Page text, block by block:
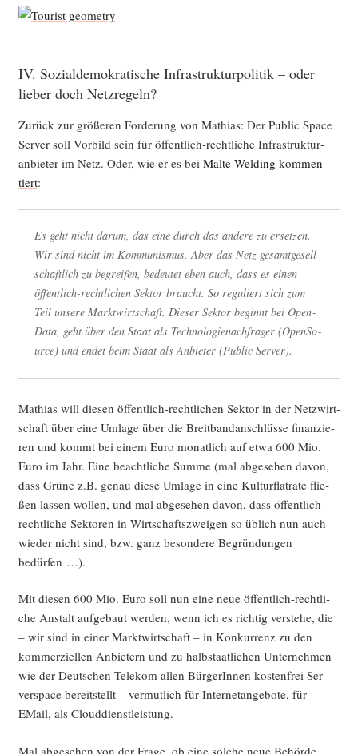
IV. Sozialdemokratische Infrastrukturpolitik – oder
lieber doch Netzregeln?
Zurück zur grö­ße­ren For­de­rung von Mathi­as: Der Public Space
Ser­ver soll Vor­bild sein für öffent­lich-recht­li­che Infra­struk­tur­
anbie­ter im Netz. Oder, wie er es bei Mal­te Wel­ding kom­men­
tiert:
Es geht nicht dar­um, das eine durch das ande­re zu erset­zen.
Wir sind nicht im Kom­mu­nis­mus. Aber das Netz gesamt­ge­sell­
schaft­lich zu begrei­fen, bedeu­tet eben auch, dass es einen
öffent­lich-recht­li­chen Sek­tor braucht. So regu­liert sich zum
Teil unse­re Markt­wirt­schaft. Die­ser Sek­tor beginnt bei Open­
Da­ta, geht über den Staat als Tech­no­lo­gie­nach­fra­ger (Open­So­
ur­ce) und endet beim Staat als Anbie­ter (Public Server).
Mathi­as will die­sen öffent­lich-recht­li­chen Sek­tor in der Netz­wirt­
schaft über eine Umla­ge über die Breit­band­an­schlüs­se finan­zie­
ren und kommt bei einem Euro monat­lich auf etwa 600 Mio.
Euro im Jahr. Eine beacht­li­che Sum­me (mal abge­se­hen davon,
dass Grü­ne z.B. genau die­se Umla­ge in eine Kul­tur­flat­rate flie­
ßen las­sen wol­len, und mal abge­se­hen davon, dass öffent­lich-
recht­li­che Sek­to­ren in Wirt­schafts­zwei­gen so üblich nun auch
wie­der nicht sind, bzw. ganz beson­de­re Begrün­dun­gen
bedürfen …).
Mit die­sen 600 Mio. Euro soll nun eine neue öffent­lich-recht­li­
che Anstalt auf­ge­baut wer­den, wenn ich es rich­tig ver­ste­he, die
– wir sind in einer Markt­wirt­schaft – in Kon­kur­renz zu den
kom­mer­zi­el­len Anbie­tern und zu halb­staat­li­chen Unter­neh­men
wie der Deut­schen Tele­kom allen Bür­ge­rIn­nen kos­ten­frei Ser­
ver­space bereit­stellt – ver­mut­lich für Inter­net­an­ge­bo­te, für
EMail, als Clouddienstleistung.
Mal abge­se­hen von der Fra­ge, ob eine sol­che neue Behör­de